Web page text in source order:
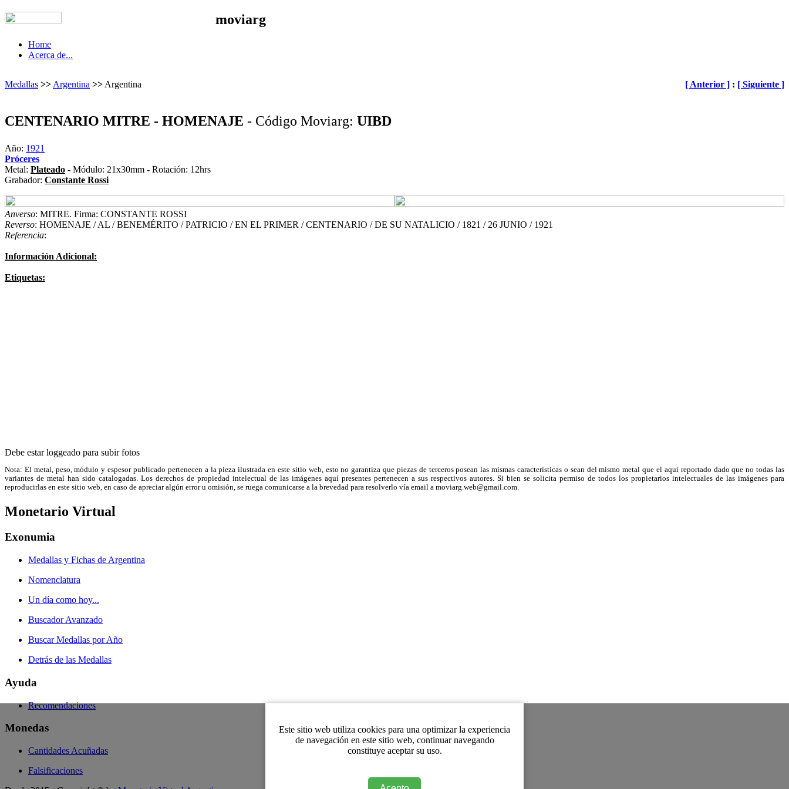
Este sitio web utiliza cookies para una optimizar la experiencia
de navegación en este sitio web, continuar navegando
constituye aceptar su uso.
moviarg
Home
Acerca de...
Medallas >> Argentina >> Argentina [ Anterior ] : [ Siguiente ]
CENTENARIO MITRE - HOMENAJE - Código Moviarg: UIBD
Año: 1921
Próceres
Metal: Plateado - Módulo: 21x30mm - Rotación: 12hrs
Grabador: Constante Rossi
Anverso: MITRE. Firma: CONSTANTE ROSSI
Reverso: HOMENAJE / AL / BENEMÉRITO / PATRICIO / EN EL PRIMER / CENTENARIO / DE SU NATALICIO / 1821 / 26 JUNIO / 1921
Referencia:
Información Adicional:
Etiquetas:
Debe estar loggeado para subir fotos
Nota: El metal, peso, módulo y espesor publicado pertenecen a la pieza ilustrada en este sitio web, esto no garantiza que piezas de terceros posean las mismas características o sean del mismo metal que el aquí reportado dado que no todas las
variantes de metal han sido catalogadas. Los derechos de propiedad intelectual de las imágenes aquí presentes pertenecen a sus respectivos autores. Si bien se solicita permiso de todos los propietarios intelectuales de las imágenes para
reproducirlas en este sitio web, en caso de apreciar algún error u omisión, se ruega comunicarse a la brevedad para resolverlo vía email a moviarg.web@gmail.com.
Monetario Virtual
Exonumia
Medallas y Fichas de Argentina
Nomenclatura
Un día como hoy...
Buscador Avanzado
Buscar Medallas por Año
Detrás de las Medallas
Ayuda
Recomendaciones
Monedas
Cantidades Acuñadas
Falsificaciones